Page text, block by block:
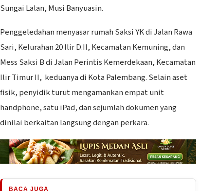
Sungai Lalan, Musi Banyuasin.
‎Penggeledahan menyasar rumah Saksi YK di Jalan Rawa
Sari, Kelurahan 20 Ilir D.II, Kecamatan Kemuning, dan
Mess Saksi B di Jalan Perintis Kemerdekaan, Kecamatan
Ilir Timur II, keduanya di Kota Palembang. Selain aset
fisik, penyidik turut mengamankan empat unit
handphone, satu iPad, dan sejumlah dokumen yang
dinilai berkaitan langsung dengan perkara.
BACA JUGA